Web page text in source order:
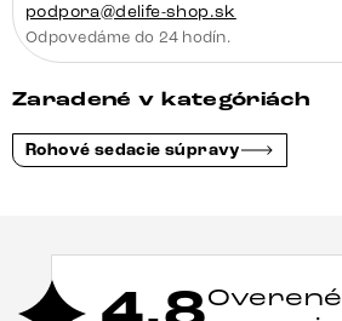
podpora@delife-shop.sk
Odpovedáme do 24 hodín.
Zaradené v kategóriách
Rohové sedacie súpravy
Overené